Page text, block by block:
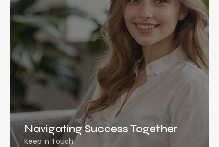
Navigating Success Together
Keep in Touch